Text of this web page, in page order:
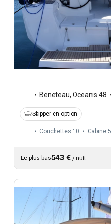
Beneteau, Oceanis 48
Skipper en option
Couchettes 10 Cabine 5
Le plus bas543 € / nuit